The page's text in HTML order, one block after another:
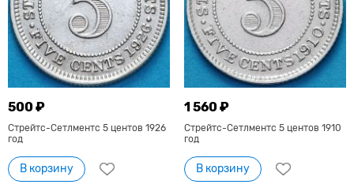
500 ₽
Стрейтс-Сетлментс 5 центов 1926
год
В корзину
1 560 ₽
Стрейтс-Сетлментс 5 центов 1910
год
В корзину